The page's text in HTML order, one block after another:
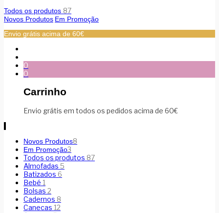
Todos os produtos 87
Novos Produtos Em Promoção
Envio grátis acima de 60€
0
0
Carrinho
Envio grátis em todos os pedidos acima de 60€
Novos Produtos8
Em Promoção3
Todos os produtos 87
Almofadas 5
Batizados 6
Bebé 1
Bolsas 2
Cadernos 8
Canecas 12